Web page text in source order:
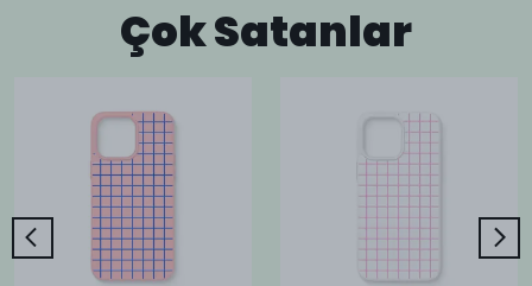
Çok Satanlar